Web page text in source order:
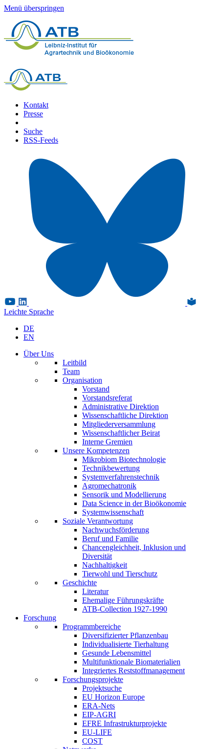
Menü überspringen
Kontakt
Presse
Suche
RSS-Feeds
Leichte Sprache
DE
EN
Über Uns
Leitbild
Team
Organisation
Vorstand
Vorstandsreferat
Administrative Direktion
Wissenschaftliche Direktion
Mitgliederversammlung
Wissenschaftlicher Beirat
Interne Gremien
Unsere Kompetenzen
Mikrobiom Biotechnologie
Technikbewertung
Systemverfahrenstechnik
Agromechatronik
Sensorik und Modellierung
Data Science in der Bioökonomie
Systemwissenschaft
Soziale Verantwortung
Nachwuchsförderung
Beruf und Familie
Chancengleichheit, Inklusion und
Diversität
Nachhaltigkeit
Tierwohl und Tierschutz
Geschichte
Literatur
Ehemalige Führungskräfte
ATB-Collection 1927-1990
Forschung
Programmbereiche
Diversifizierter Pflanzenbau
Individualisierte Tierhaltung
Gesunde Lebensmittel
Multifunktionale Biomaterialien
Integriertes Reststoffmanagement
Forschungsprojekte
Projektsuche
EU Horizon Europe
ERA-Nets
EIP-AGRI
EFRE Infrastrukturprojekte
EU-LIFE
COST